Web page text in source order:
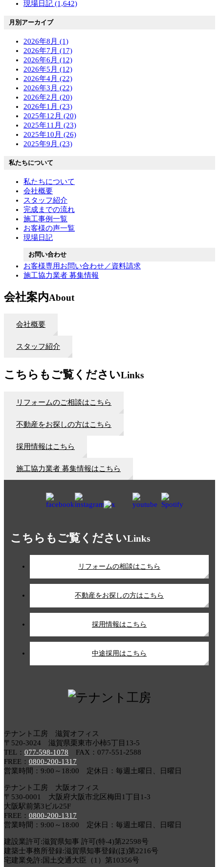
現場日記 (1,642)
月別アーカイブ
2026年8月 (1)
2026年7月 (17)
2026年6月 (12)
2026年5月 (12)
2026年4月 (22)
2026年3月 (22)
2026年2月 (20)
2026年1月 (23)
2025年12月 (20)
2025年11月 (23)
2025年10月 (26)
2025年9月 (23)
私たちについて
私たちについて
会社概要
スタッフ紹介
完成までの流れ
施工事例一覧
お客様の声一覧
現場日記
お問い合わせ
お客様専用お問い合わせ／資料請求
施工協力業者 募集情報
会社案内About
会社概要
スタッフ紹介
こちらもご覧くださいLinks
リフォームのご相談はこちら
不動産をお探しの方はこちら
採用情報はこちら
施工協力業者 募集情報はこちら
こちらもご覧くださいLinks
リフォームの相談はこちら
不動産をお探しの方はこちら
採用情報はこちら
中途採用はこちら
テナント工房 滋賀オフィス
〒520-3024 滋賀県栗東市小柿5丁目13-5
TEL： 077-598-1078 FAX：077-551-2588
FREE： 0800-200-1317
営業時間：9:00～18:00 定休日：毎週土曜日、日曜日
テナント工房 大阪オフィス
〒530-0001 大阪府大阪市北区梅田1丁目1-3
大阪駅前第3ビル25F
FREE： 0800-200-1317
営業時間：9:00～18:00 定休日：毎週土曜日、日曜日
建設業許可:滋賀県知事 許可(特-4)第22598号
建築士事務所登録:滋賀県知事登録(ほ)第2216号
宅建業免許:国土交通大臣（1）第10356号